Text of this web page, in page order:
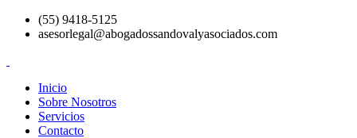
(55) 9418-5125
asesorlegal@abogadossandovalyasociados.com
Inicio
Sobre Nosotros
Servicios
Contacto